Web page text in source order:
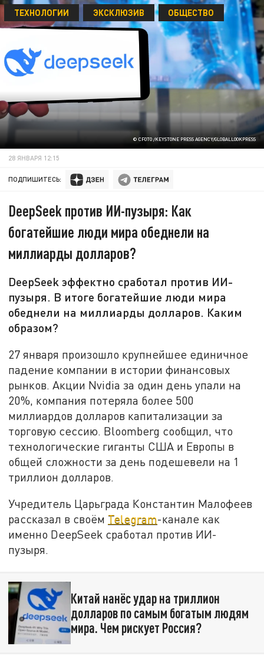
© CFOTO /KEYSTONE PRESS AGENCY/GLOBALLOOKPRESS
ТЕХНОЛОГИИ ЭКСКЛЮЗИВ ОБЩЕСТВО
28 ЯНВАРЯ 12:15
ПОДПИШИТЕСЬ:
DeepSeek против ИИ-пузыря: Как
богатейшие люди мира обеднели на
миллиарды долларов?
DeepSeek эффектно сработал против ИИ-
пузыря. В итоге богатейшие люди мира
обеднели на миллиарды долларов. Каким
образом?
27 января произошло крупнейшее единичное
падение компании в истории финансовых
рынков. Акции Nvidia за один день упали на
20%, компания потеряла более 500
миллиардов долларов капитализации за
торговую сессию. Bloomberg сообщил, что
технологические гиганты США и Европы в
общей сложности за день подешевели на 1
триллион долларов.
Учредитель Царьграда Константин Малофеев
рассказал в своём Telegram-канале как
именно DeepSeek сработал против ИИ-
пузыря.
Китай нанёс удар на триллион
долларов по самым богатым людям
мира. Чем рискует Россия?